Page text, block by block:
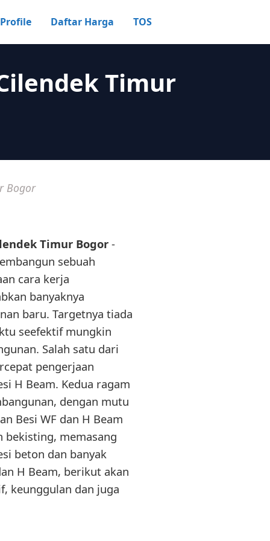
Profile Daftar Harga TOS
Timur
Bogor
Timur Bogor -
sebuah
cara kerja
banyaknya
baru. Targetnya tiada
seefektif mungkin
Salah satu dari
pengerjaan
H Beam. Kedua ragam
dengan mutu
Besi WF dan H Beam
bekisting, memasang
beton dan banyak
H Beam, berikut akan
keunggulan dan juga